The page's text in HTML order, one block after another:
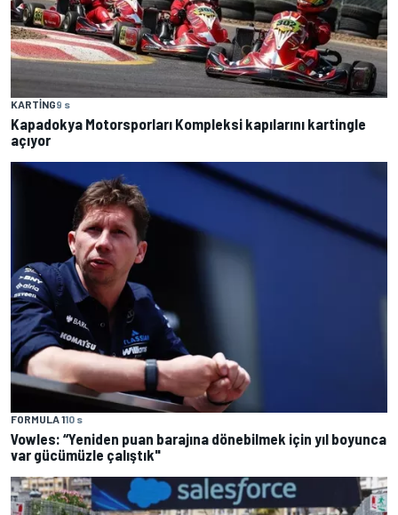
KARTING9 s
Kapadokya Motorsporları Kompleksi kapılarını kartingle
açıyor
FORMULA 110 s
Vowles: “Yeniden puan barajına dönebilmek için yıl boyunca
var gücümüzle çalıştık"